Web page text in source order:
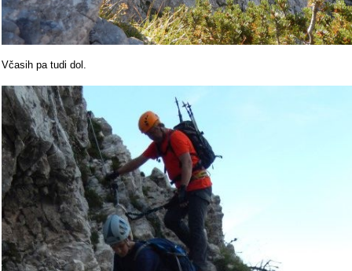
Včasih pa tudi dol.